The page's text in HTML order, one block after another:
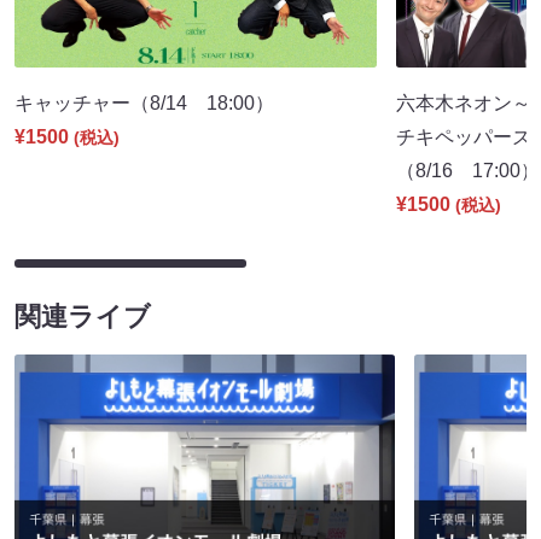
キャッチャー（8/14 18:00）
¥1500 (税込)
六本木ネオン～
チキペッパーズ
（8/16 17:00）
¥1500 (税込)
関連ライブ